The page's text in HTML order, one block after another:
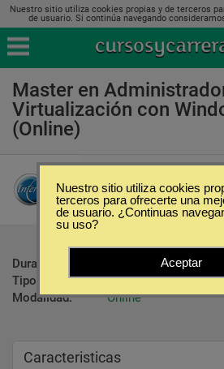
Nuestro sitio utiliza cookies propias y de terceros
de usuario. Si continúa navegando
Master en
Virtualización con
(Online)
Intergrupo
Duración:
450 Horas
Tipo:
Maestrías
Modalidad:
Online
Caracteristicas
Nuestro sitio utiliza cookies
terceros para ofrecerte una
de usuario. ¿Continuas
su uso?
Aceptar